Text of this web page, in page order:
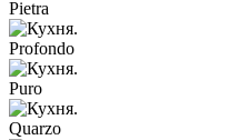
Pietra
Profondo
Puro
Quarzo